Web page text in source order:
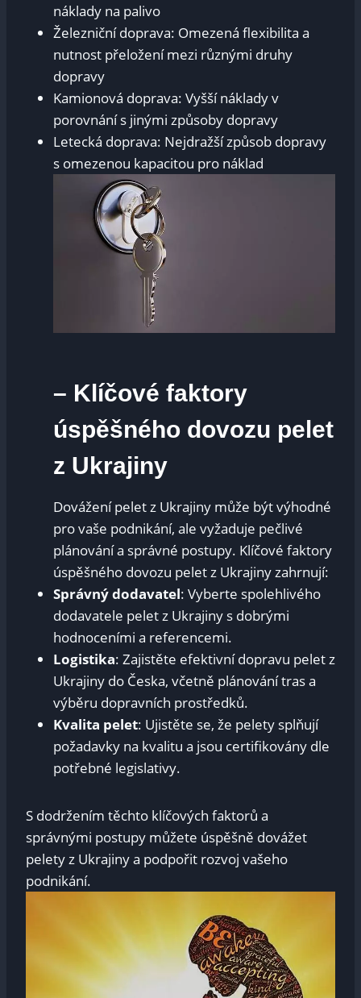
náklady na palivo
Železniční doprava: Omezená flexibilita a
nutnost přeložení mezi různými druhy
dopravy
Kamionová doprava: Vyšší náklady v
porovnání s jinými způsoby dopravy
Letecká doprava: Nejdražší způsob dopravy
s omezenou kapacitou pro náklad
– Klíčové faktory
úspěšného dovozu pelet
z Ukrajiny
Dovážení pelet z Ukrajiny může být výhodné
pro vaše podnikání, ale vyžaduje pečlivé
plánování a správné postupy. Klíčové faktory
úspěšného dovozu pelet z Ukrajiny zahrnují:
Správný dodavatel: Vyberte spolehlivého
dodavatele pelet z Ukrajiny s dobrými
hodnoceními a referencemi.
Logistika: Zajistěte efektivní dopravu pelet z
Ukrajiny do Česka, včetně plánování tras a
výběru dopravních prostředků.
Kvalita pelet: Ujistěte se, že pelety splňují
požadavky na kvalitu a jsou certifikovány dle
potřebné legislativy.
S dodržením těchto klíčových faktorů a
správnými postupy můžete úspěšně dovážet
pelety z Ukrajiny a podpořit rozvoj vašeho
podnikání.